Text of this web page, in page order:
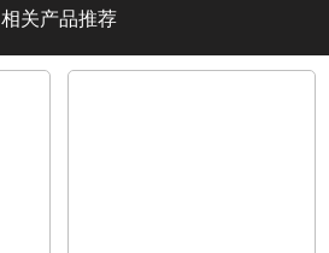
相关产品推荐